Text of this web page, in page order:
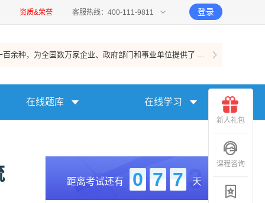
资质&荣誉 客服热线：400-111-9811 登录
百余种，为全国数万家企业、政府部门和事业单位提供了 ...
在线题库 在线学习
距离考试还有 0 7 7 天
新人礼包
课程咨询